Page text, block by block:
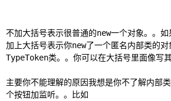
不加大括号表示很普通的new一个对象。。
加上大括号表示你new了一个匿名内部类
TypeToken类。。你可以在大括号里面像写
主要你不能理解的原因我想是你不了解内
个按钮加监听。。比如